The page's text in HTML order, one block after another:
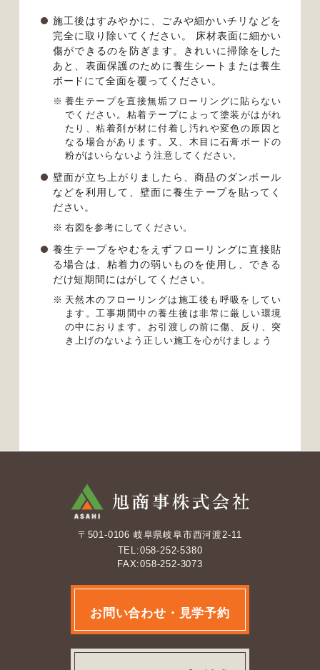
施工後はすみやかに、ごみや細かいチリなどを
完全に取り除いてください。 床材表面に細かい
傷ができるのを防ぎます。きれいに掃除をした
あと、表面保護のために養生シートまたは養生
ボードにて全面を覆ってください。
養生テープを直接無垢フローリングに貼らない
でください。粘着テープによって塗装がはがれ
たり、粘着剤が材に付着し汚れや変色の原因と
なる場合があります。又、木目に石膏ボードの
粉がはいらないよう注意してください。
壁面が立ち上がりましたら、商品のダンボール
などを利用して、壁面に養生テープを貼ってく
ださい。
右図を参考にしてください。
養生テープをやむをえずフローリングに直接貼
る場合は、粘着力の弱いものを使用し、できる
だけ短期間にはがしてください。
天然木のフローリングは施工後も呼吸をしてい
ます。工事期間中の養生後は非常に厳しい環境
の中におります。お引渡しの前に傷、反り、突
き上げのないよう正しい施工を心がけましょう
〒501-0106 岐阜県岐阜市西河渡2-11
TEL:058-252-5380
FAX:058-252-3073
お問い合わせ・見学予約